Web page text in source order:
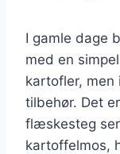
I gamle dage
med en
kartofler, men
tilbehør. Det
flæskesteg
kartoffelmos,